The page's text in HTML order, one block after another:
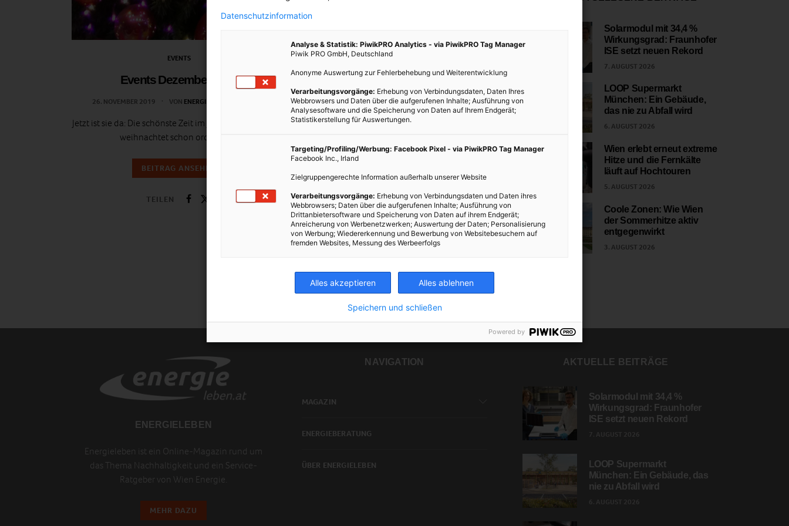
EVENTS
Events Dezember 2019
26. NOVEMBER 2019 VON ENERGIELEBEN REDAKTION
Jetzt ist sie da: Die schönste Zeit im Jahr und in der Stadt
weihnachtet schon ordentlich.
BEITRAG ANSEHEN
TEILEN
ERNÄHRUNG
Profis am Wort: Schneckenzucht in Wien
27. SEPTEMBER 2019 VONENERGIELEBEN REDAKTION
Andreas Gugumuck entdeckte als
startete am familieneigenen Hof seine eigene Zucht.
300.000 Schnecken leben auf dem Gugumuckhof, der
seit 400 Jahren in Familienbesitz ist. Warum Schnecken
gesund sind, was sie zum Future-Food macht und
welche Ziele er erreichen möchte, darüber spricht er im
Interview.
Solarmodul mit 34,4 %
Wirkungsgrad: Fraunhofer
ISE setzt neuen Rekord
7. AUGUST 2026
LOOP Supermarkt
München: Ein Gebäude,
das nie zu Abfall wird
6. AUGUST 2026
Wien erlebt erneut extreme
Hitze und die Fernkälte
läuft auf Hochtouren
5. AUGUST 2026
Coole Zonen: Wie Wien
der Sommerhitze aktiv
entgegenwirkt
3. AUGUST 2026
ENERGIELEBEN
Energieleben ist ein Online-Magazin rund um
das Thema Nachhaltigkeit und ein Service-
Ratgeber von Wien Energie.
MEHR DAZU
NAVIGATION
MAGAZIN
ENERGIEBERATUNG
ÜBER ENERGIELEBEN
AKTUELLE BEITRÄGE
Solarmodul mit 34,4 %
Wirkungsgrad: Fraunhofer
ISE setzt neuen Rekord
LOOP Supermarkt
München: Ein Gebäude, das
nie zu Abfall wird
Datenschutzinformation
Analyse & Statistik: PiwikPRO Analytics - via PiwikPRO Tag Manager
Piwik PRO GmbH, Deutschland
Anonyme Auswertung zur Fehlerbehebung und Weiterentwicklung
Verarbeitungsvorgänge: Erhebung von Verbindungsdaten, Daten Ihres
Webbrowsers und Daten über die aufgerufenen Inhalte; Ausführung von
Analysesoftware und die Speicherung von Daten auf Ihrem Endgerät;
Statistikerstellung für Auswertungen.
Targeting/Profiling/Werbung: Facebook Pixel - via PiwikPRO Tag Manager
Facebook Inc., Irland
Zielgruppengerechte Information außerhalb unserer Website
Verarbeitungsvorgänge: Erhebung von Verbindungsdaten und Daten ihres
Webbrowsers; Daten über die aufgerufenen Inhalte; Ausführung von
Drittanbietersoftware und Speicherung von Daten auf ihrem Endgerät;
Anreicherung von Werbenetzwerken; Auswertung der Daten; Personalisierung
von Werbung; Wiedererkennung und Bewerbung von Websitebesuchern auf
fremden Websites, Messung des Werbeerfolgs
Alles akzeptieren Alles ablehnen
Speichern und schließen
Powered by